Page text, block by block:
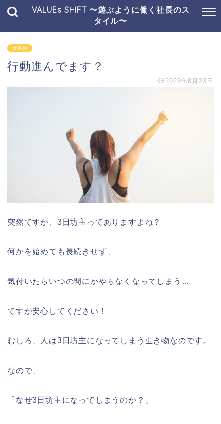
VALUEs SHIFT 〜遊ぶように働く社長のス
タイル〜
仕事術
行動進んでます？
2023年8月23日
突然ですが、3日坊主ってありますよね？
何かを始めても長続きせず、
気付いたらいつの間にかやらなくなってしまう…
ですが安心してください！
むしろ、人は3日坊主になってしまう生き物なのです。
なので、
「なぜ3日坊主になってしまうのか？」